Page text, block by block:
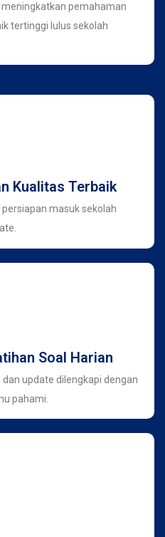
pemahaman
tertinggi lulus sekolah
Kualitas Terbaik
masuk sekolah
Soal Harian
dan update dilengkapi dengan
pahami.